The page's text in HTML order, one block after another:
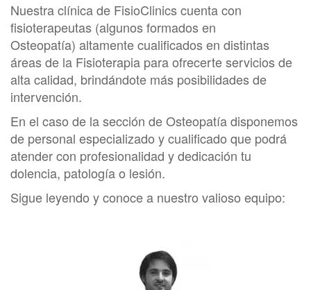
Nuestra clínica de FisioClinics cuenta con
fisioterapeutas (algunos formados en
Osteopatía) altamente cualificados en distintas
áreas de la Fisioterapia para ofrecerte servicios de
alta calidad, brindándote más posibilidades de
intervención.
En el caso de la sección deOsteopatía disponemos
de personal especializado y cualificado que podrá
atender con profesionalidad y dedicación tu
dolencia, patología o lesión.
Sigue leyendo y conoce a nuestro valioso equipo: